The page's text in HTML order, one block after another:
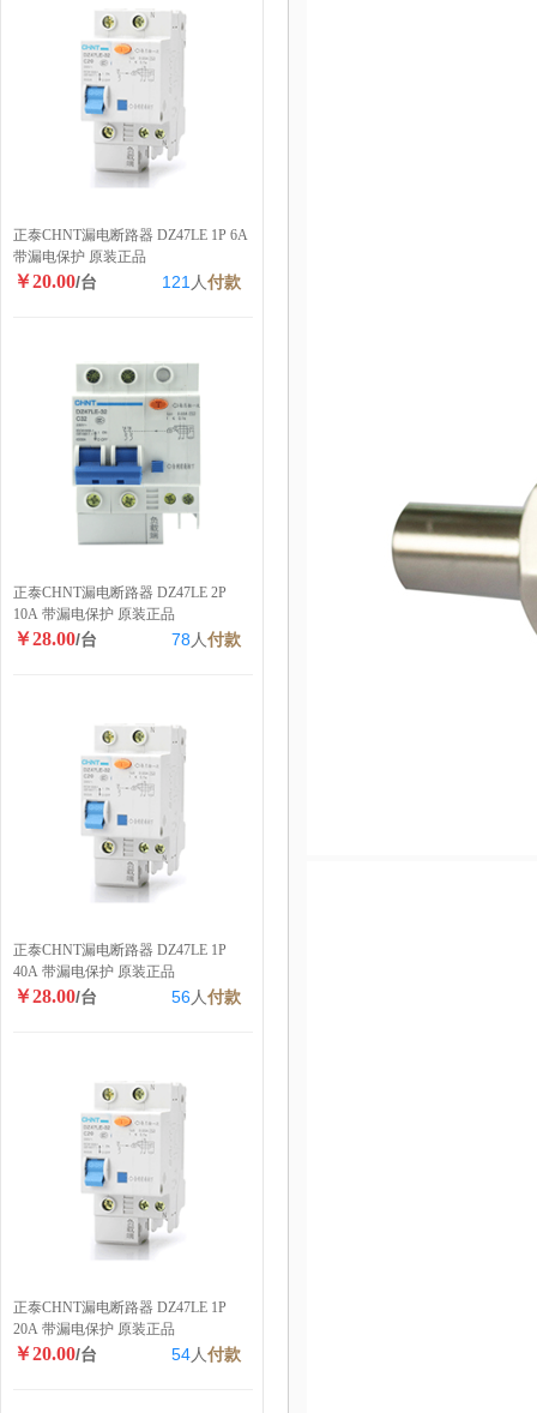
正泰CHNT漏电断路器 DZ47LE 1P 6A
带漏电保护 原装正品
￥20.00/台 121 人付款
正泰CHNT漏电断路器 DZ47LE 2P
10A 带漏电保护 原装正品
￥28.00/台 78 人付款
正泰CHNT漏电断路器 DZ47LE 1P
40A 带漏电保护 原装正品
￥28.00/台 56人付款
正泰CHNT漏电断路器 DZ47LE 1P
20A 带漏电保护 原装正品
￥20.00/台 54人付款